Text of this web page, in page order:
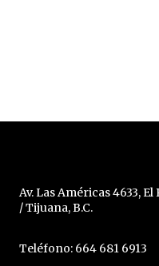
Av. Las Américas 4633, El
/ Tijuana, B.C.
Teléfono: 664 681 6913